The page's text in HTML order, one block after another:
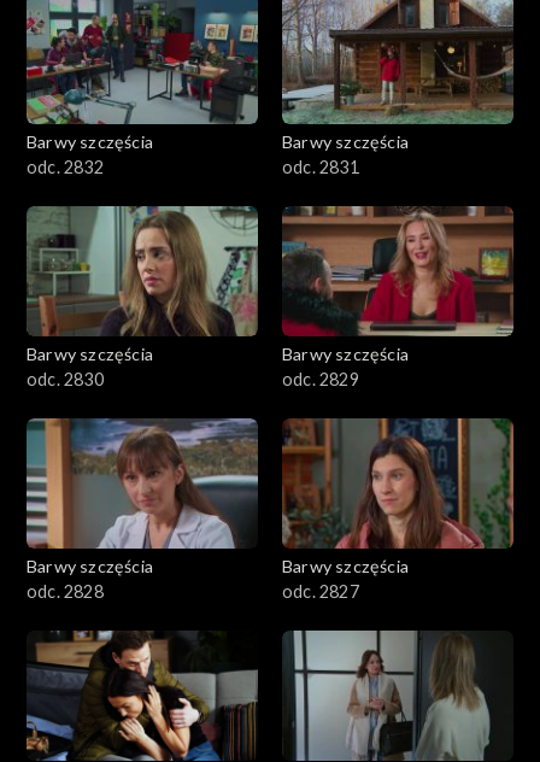
Barwy szczęścia
odc. 2832
Barwy szczęścia
odc. 2831
Barwy szczęścia
odc. 2830
Barwy szczęścia
odc. 2829
Barwy szczęścia
odc. 2828
Barwy szczęścia
odc. 2827